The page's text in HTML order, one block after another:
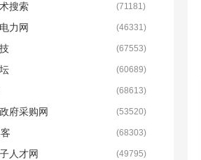
搜索 (71181)
力网 (46331)
(67553)
(60689)
(68613)
府采购网 (53520)
(68303)
人才网 (49795)